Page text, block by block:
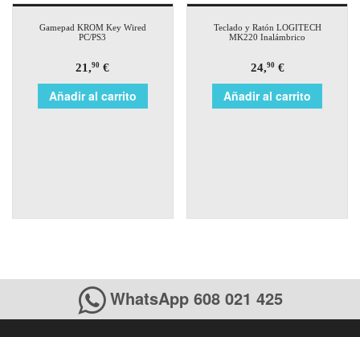
Gamepad KROM Key Wired
PC/PS3
21,90 €
Añadir al carrito
Teclado y Ratón LOGITECH
MK220 Inalámbrico
24,90€
Añadir al carrito
WhatsApp 608 021 425